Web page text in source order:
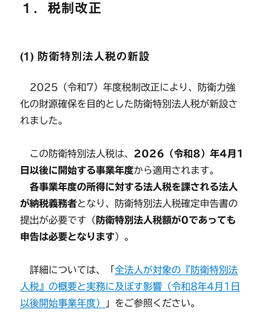
１．税制改正
(1) 防衛特別法人税の新設
2025（令和7）年度税制改正により、防衛力強
化の財源確保を目的とした防衛特別法人税が新設さ
れました。
この防衛特別法人税は、 2026（令和8）年4月1
日以後に開始する事業年度から適用されます。
各事業年度の所得に対する法人税を課される法人
が納税義務者となり、防衛特別法人税確定申告書の
提出が必要です（ 防衛特別法人税額が0であっても
申告は必要となります）。
詳細については、「全法人が対象の『防衛特別法
人税』の概要と実務に及ぼす影響（令和8年4月1日
以後開始事業年度）
」をご参照ください。